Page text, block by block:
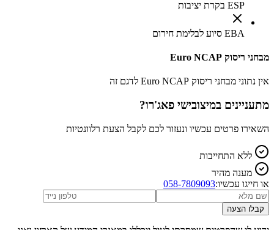
ESP בקרת יציבות
EBA סיוע לבלימת חירום
מבחני ריסוק Euro NCAP
אין נתוני מבחני ריסוק Euro NCAP לדגם זה
מתעניינים במיצובישי פאג'רו?
השאירו פרטים עכשיו ונעזור לכם לקבל הצעת רלוונטיות
ללא התחייבות
מענה מהיר
או חייגו עכשיו:058-7809093
קבלו הצעה